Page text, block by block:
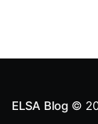
ELSA Blog©